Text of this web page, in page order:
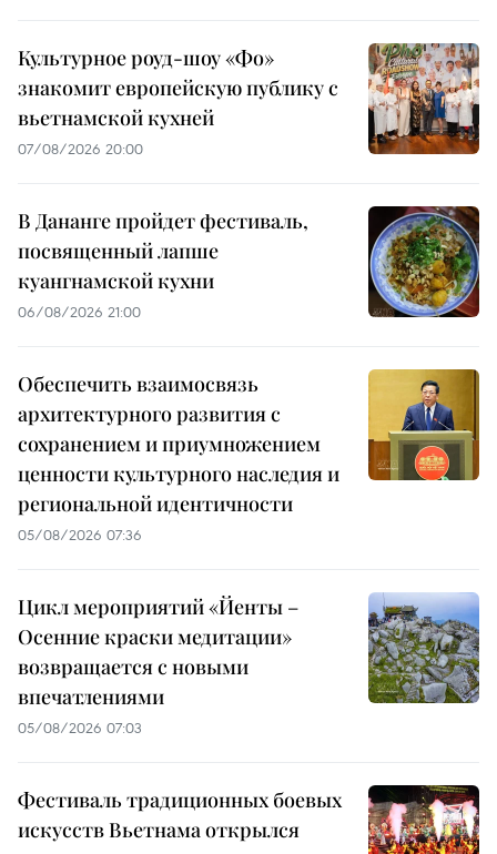
Культурное роуд-шоу «Фо»
знакомит европейскую публику с
вьетнамской кухней
07/08/2026 20:00
В Дананге пройдет фестиваль,
посвященный лапше
куангнамской кухни
06/08/2026 21:00
Обеспечить взаимосвязь
архитектурного развития с
сохранением и приумножением
ценности культурного наследия и
региональной идентичности
05/08/2026 07:36
Цикл мероприятий «Йенты –
Осенние краски медитации»
возвращается с новыми
впечатлениями
05/08/2026 07:03
Фестиваль традиционных боевых
искусств Вьетнама открылся